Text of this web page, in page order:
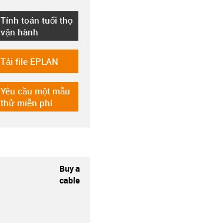
icon-lebensdauerrechner
Tính toán tuổi thọ
vận hành
icon-download-plan
Tải file EPLAN
gratismuster
Yêu cầu một mẫu
thử miễn phí
Buy a
cable